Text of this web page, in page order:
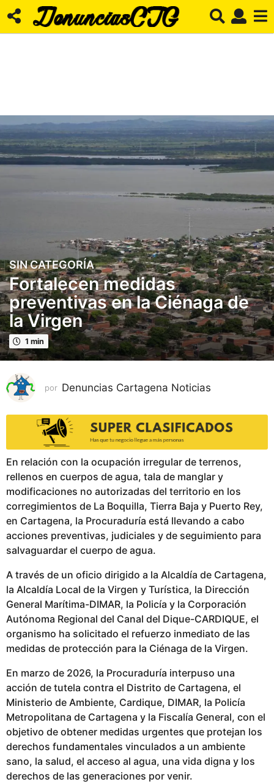
2
m
e
s
e
s
p
b
i
d
p
u
b
l
i
c
d
o
SIN CATEGORÍA
Fortalecen medidas
preventivas en la Ciénaga de
la Virgen
1 min
por Denuncias Cartagena Noticias
En relación con la ocupación irregular de terrenos,
rellenos en cuerpos de agua, tala de manglar y
modificaciones no autorizadas del territorio en los
corregimientos de La Boquilla, Tierra Baja y Puerto Rey,
en Cartagena, la Procuraduría está llevando a cabo
acciones preventivas, judiciales y de seguimiento para
salvaguardar el cuerpo de agua.
A través de un oficio dirigido a la Alcaldía de Cartagena,
la Alcaldía Local de la Virgen y Turística, la Dirección
General Marítima-DIMAR, la Policía y la Corporación
Autónoma Regional del Canal del Dique-CARDIQUE, el
organismo ha solicitado el refuerzo inmediato de las
medidas de protección para la Ciénaga de la Virgen.
En marzo de 2026, la Procuraduría interpuso una
acción de tutela contra el Distrito de Cartagena, el
Ministerio de Ambiente, Cardique, DIMAR, la Policía
Metropolitana de Cartagena y la Fiscalía General, con el
objetivo de obtener medidas urgentes que protejan los
derechos fundamentales vinculados a un ambiente
sano, la salud, el acceso al agua, una vida digna y los
derechos de las generaciones por venir.